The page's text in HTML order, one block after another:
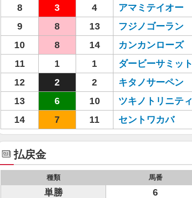
8
3 4 アマミテイオー
9
8 13 フジノゴーラン
10
8 14 カンカンローズ
11
1 1 ダービーサミット
12
2 2 キタノサーペン
13
6 10 ツキノトリニティ
14
7 11 セントワカバ
払戻金
種類 馬番
単勝 6